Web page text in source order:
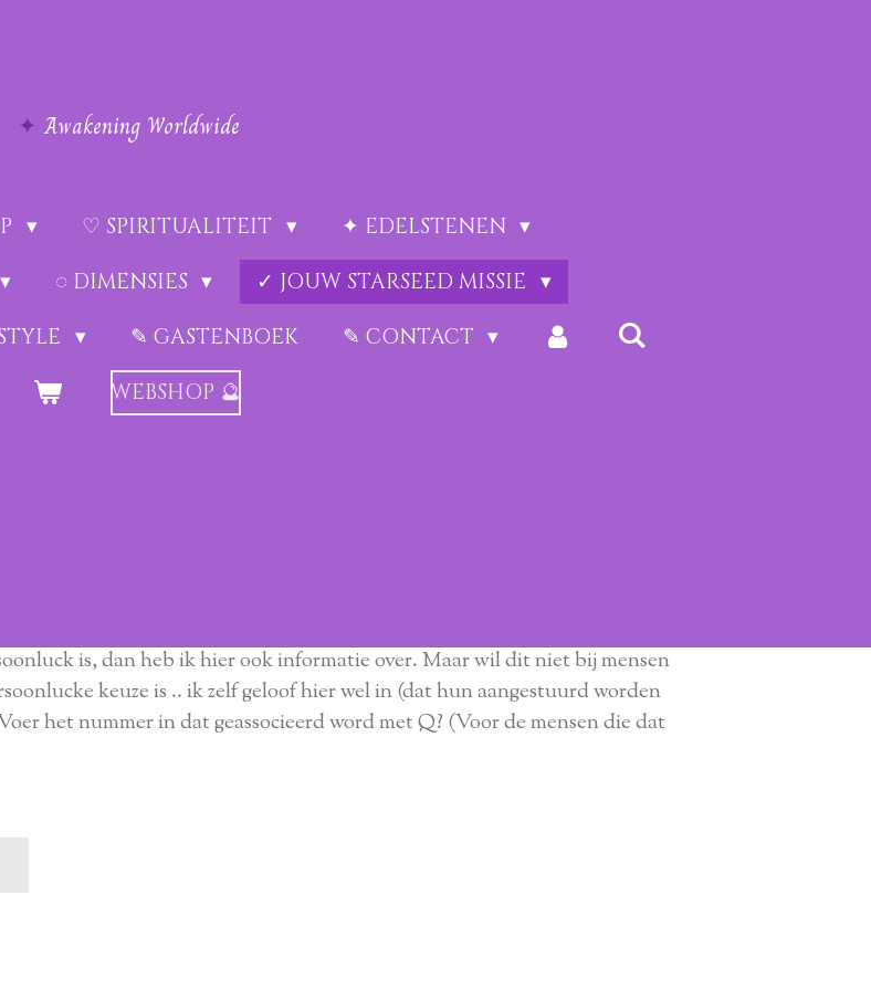
✦ Awakening Worldwide
♡ SPIRITUALITEIT
✦ EDELSTENEN
◌ DIMENSIES
✓ JOUW STARSEED MISSIE
✎ GASTENBOEK
✎ CONTACT
WEBSHOP 🔮
is, dan heb ik hier ook informatie over. Maar wil dit niet bij mensen
keuze is .. ik zelf geloof hier wel in (dat hun aangestuurd worden
het nummer in dat geassocieerd word met Q? (Voor de mensen die dat